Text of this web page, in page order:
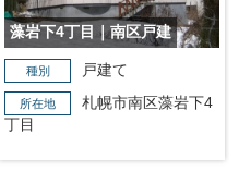
藻岩下4丁目｜南区戸建
種別 戸建て
所在地
札幌市南区藻岩下4
丁目